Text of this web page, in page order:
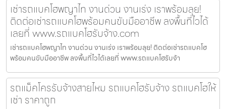
เช่ารถแบคโฮพญาไท งานด่วน งานเร่ง เราพร้อมลุย!
ติดต่อเช่ารถแบคโฮพร้อมคนขับมืออาชีพ ลงพื้นที่ไวได้
เลยที่ www.รถแบคโฮรับจ้าง.com
เช่ารถแบคโฮพญาไท งานด่วน งานเร่ง เราพร้อมลุย! ติดต่อเช่ารถแบคโฮ
พร้อมคนขับมืออาชีพ ลงพื้นที่ไวได้เลยที่ www.รถแบคโฮรับจ้า
รถแม็คโครรับจ้างสายไหม รถแบคโฮรับจ้าง รถแบคโฮให้
เช่า ราคาถูก